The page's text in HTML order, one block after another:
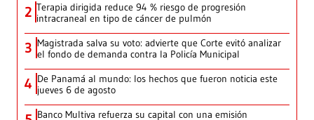
2 Terapia dirigida reduce 94 % riesgo de progresión
intracraneal en tipo de cáncer de pulmón
3 Magistrada salva su voto: advierte que Corte evitó analizar
el fondo de demanda contra la Policía Municipal
4 De Panamá al mundo: los hechos que fueron noticia este
jueves 6 de agosto
Banco Multiva refuerza su capital con una emisión